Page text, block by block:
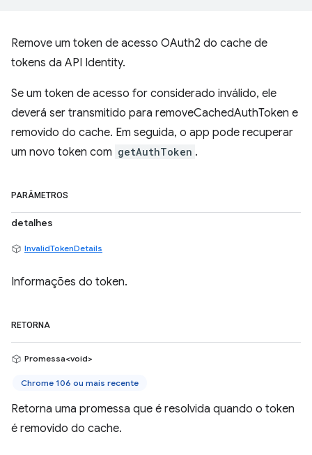
Remove um token de acesso OAuth2 do cache de
tokens da API Identity.
Se um token de acesso for considerado inválido, ele
deverá ser transmitido para removeCachedAuthToken e
removido do cache. Em seguida, o app pode recuperar
um novo token com getAuthToken .
PARÂMETROS
detalhes
InvalidTokenDetails
Informações do token.
RETORNA
Promessa<void>
Chrome 106 ou mais recente
Retorna uma promessa que é resolvida quando o token
é removido do cache.